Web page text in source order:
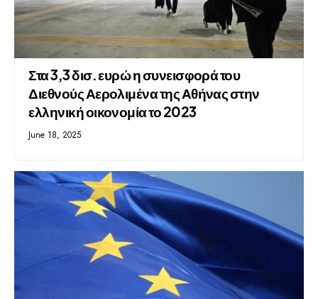
Στα 3,3 δισ. ευρώ η συνεισφορά του
Διεθνούς Αερολιμένα της Αθήνας στην
ελληνική οικονομία το 2023
June 18, 2025